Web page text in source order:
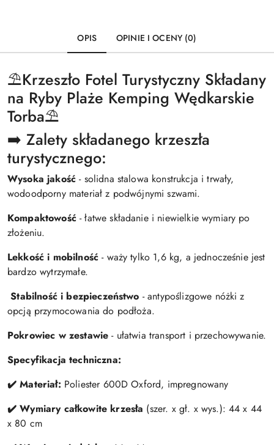
OPIS OPINIE I OCENY (0)
⛱️️Krzeszło Fotel Turystyczny Składany
na Ryby Plaże Kemping Wędkarskie
Torba⛱️️
➡️ Zalety składanego krzeszła
turystycznego:
Wysoka jakość - solidna stalowa konstrukcja i trwały,
wodoodporny materiał z podwójnymi szwami.
Kompaktowość- łatwe składanie i niewielkie wymiary po
złożeniu.
Lekkość i mobilność - waży tylko 1,6 kg, a jednocześnie jest
bardzo wytrzymałe.
️ Stabilność i bezpieczeństwo - antypoślizgowe nóżki z
opcją przymocowania do podłoża.
Pokrowiec w zestawie - ułatwia transport i przechowywanie.
Specyfikacja techniczna:
✔️ Materiał: Poliester 600D Oxford, impregnowany
✔️ Wymiary całkowite krzesła (szer. x gł. x wys.): 44 x 44
x 80 cm